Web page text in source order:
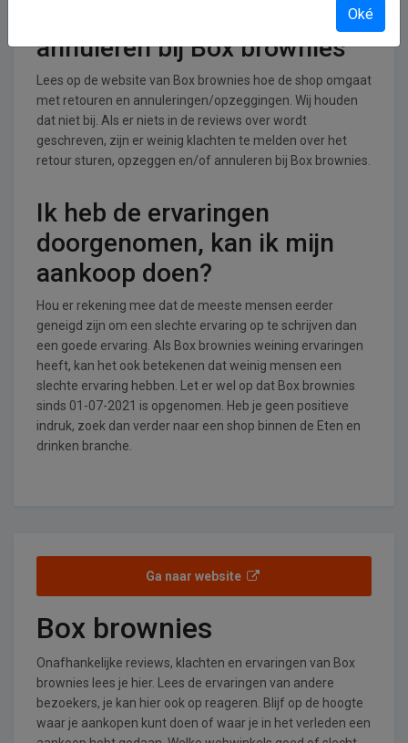
annuleren bij Box brownies
Lees op de website van Box brownies hoe de shop omgaat
met retouren en annuleringen/opzeggingen. Wij houden
dat niet bij. Als er niets in de reviews over wordt
geschreven, zijn er weinig klachten te melden over het
retour sturen, opzeggen en/of annuleren bij Box brownies.
Ik heb de ervaringen
doorgenomen, kan ik mijn
aankoop doen?
Hou er rekening mee dat de meeste mensen eerder
geneigd zijn om een slechte ervaring op te schrijven dan
een goede ervaring. Als Box brownies weining ervaringen
heeft, kan het ook betekenen dat weinig mensen een
slechte ervaring hebben. Let er wel op dat Box brownies
sinds 01-07-2021 is opgenomen. Heb je geen positieve
indruk, zoek dan verder naar een shop binnen de Eten en
drinken branche.
Ga naar website
Box brownies
Onafhankelijke reviews, klachten en ervaringen van Box
brownies lees je hier. Lees de ervaringen van andere
bezoekers, je kan hier ook op reageren. Blijf op de hoogte
waar je aankopen kunt doen of waar je in het verleden een
Oké